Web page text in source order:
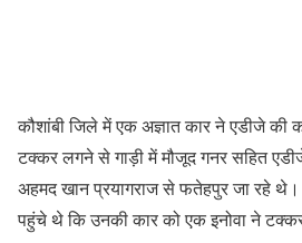
कौशांबी जिले में एक अज्ञात कार ने एडीजे की
टक्कर लगने से गाड़ी में मौजूद गनर सहित
अहमद खान प्रयागराज से फतेहपुर जा रहे
पहुंचे थे कि उनकी कार को एक इनोवा ने टक्कर